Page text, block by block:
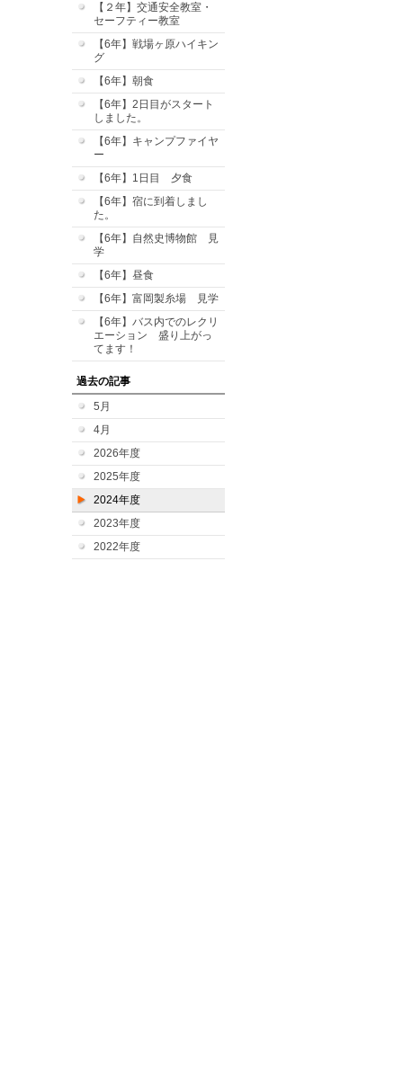
【２年】交通安全教室・
セーフティー教室
【6年】戦場ヶ原ハイキン
グ
【6年】朝食
【6年】2日目がスタート
しました。
【6年】キャンプファイヤ
ー
【6年】1日目 夕食
【6年】宿に到着しまし
た。
【6年】自然史博物館 見
学
【6年】昼食
【6年】富岡製糸場 見学
【6年】バス内でのレクリ
エーション 盛り上がっ
てます！
過去の記事
5月
4月
2026年度
2025年度
2024年度
2023年度
2022年度